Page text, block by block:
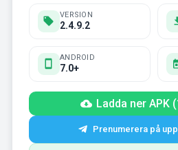
VERSION
2.4.9.2
ANDROID
7.0+
Ladda ner APK
Prenumerera på